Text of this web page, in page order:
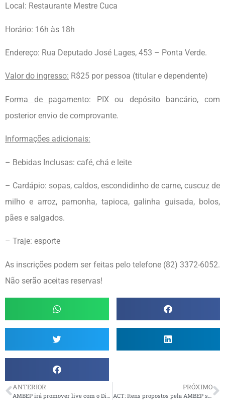
Local: Restaurante Mestre Cuca
Horário: 16h às 18h
Endereço: Rua Deputado José Lages, 453 – Ponta Verde.
Valor do ingresso: R$25 por pessoa (titular e dependente)
Forma de pagamento: PIX ou depósito bancário, com
posterior envio de comprovante.
Informações adicionais:
– Bebidas Inclusas: café, chá e leite
– Cardápio: sopas, caldos, escondidinho de carne, cuscuz de
milho e arroz, pamonha, tapioca, galinha guisada, bolos,
pães e salgados.
– Traje: esporte
As inscrições podem ser feitas pelo telefone (82) 3372-6052.
Não serão aceitas reservas!
ANTERIOR
AMBEP irá promover live com o Diretor de Investimentos da Petros
PRÓXIMO
ACT: Itens propostos pela AMBEP são incluídos na pauta